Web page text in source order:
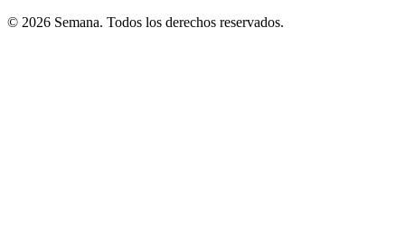
© 2026 Semana. Todos los derechos reservados.